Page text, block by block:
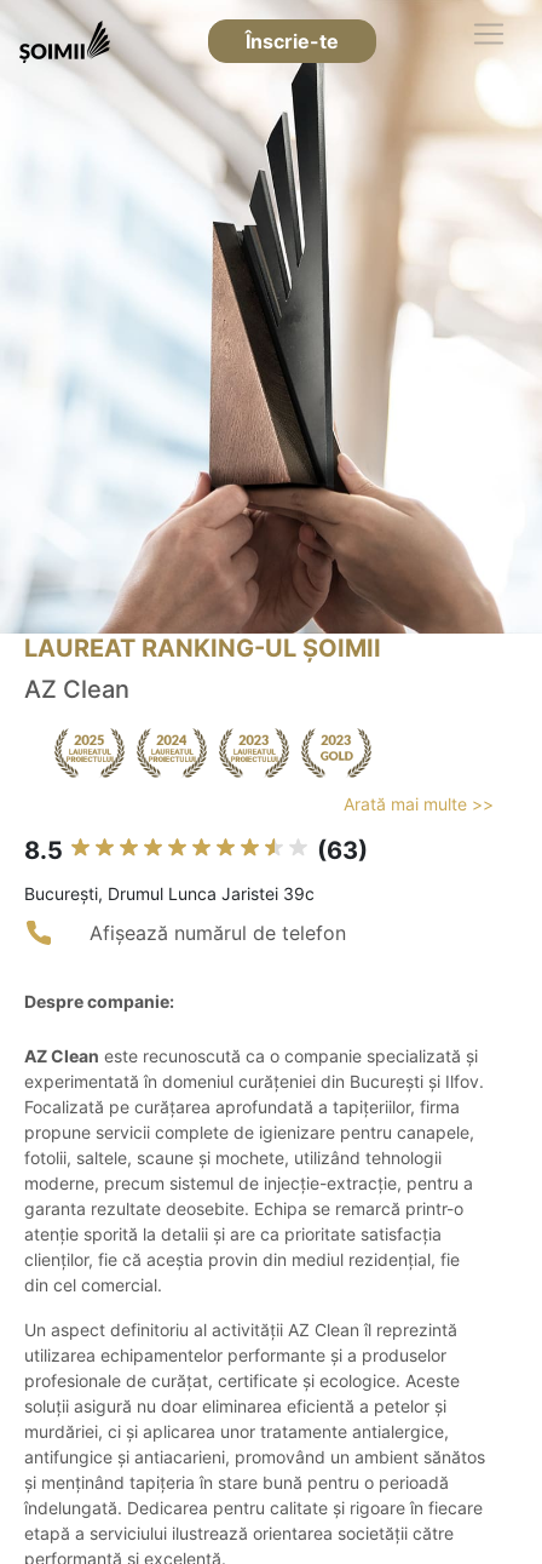
Înscrie-te
LAUREAT RANKING-UL ȘOIMII
AZ Clean
Arată mai multe >>
8.5 (63)
Bucureşti, Drumul Lunca Jaristei 39c
Afișează numărul de telefon
Despre companie:
AZ Clean este recunoscută ca o companie specializată și
experimentată în domeniul curățeniei din București și Ilfov.
Focalizată pe curățarea aprofundată a tapițeriilor, firma
propune servicii complete de igienizare pentru canapele,
fotolii, saltele, scaune și mochete, utilizând tehnologii
moderne, precum sistemul de injecție-extracție, pentru a
garanta rezultate deosebite. Echipa se remarcă printr-o
atenție sporită la detalii și are ca prioritate satisfacția
clienților, fie că aceștia provin din mediul rezidențial, fie
din cel comercial.
Un aspect definitoriu al activității AZ Clean îl reprezintă
utilizarea echipamentelor performante și a produselor
profesionale de curățat, certificate și ecologice. Aceste
soluții asigură nu doar eliminarea eficientă a petelor și
murdăriei, ci și aplicarea unor tratamente antialergice,
antifungice și antiacarieni, promovând un ambient sănătos
și menținând tapițeria în stare bună pentru o perioadă
îndelungată. Dedicarea pentru calitate și rigoare în fiecare
etapă a serviciului ilustrează orientarea societății către
performanță și excelență.